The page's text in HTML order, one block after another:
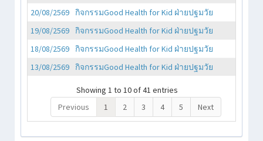
20/08/2569 กิจกรรมGood Health for Kid ฝ่ายปฐมวัย
19/08/2569 กิจกรรมGood Health for Kid ฝ่ายปฐมวัย
18/08/2569 กิจกรรมGood Health for Kid ฝ่ายปฐมวัย
13/08/2569 กิจกรรมGood Health for Kid ฝ่ายปฐมวัย
Showing 1 to 10 of 41 entries
Previous
1 2 3 4 5 Next